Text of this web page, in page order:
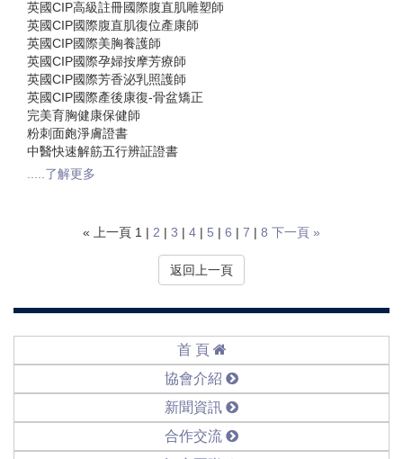
英國CIP高級註冊國際腹直肌雕塑師
英國CIP國際腹直肌復位產康師
英國CIP國際美胸養護師
英國CIP國際孕婦按摩芳療師
英國CIP國際芳香泌乳照護師
英國CIP國際產後康復-骨盆矯正
完美育胸健康保健師
粉刺面皰淨膚證書
中醫快速解筋五行辨証證書
.....了解更多
« 上一頁 1 | 2 | 3 | 4 | 5 | 6 | 7 | 8 下一頁 »
返回上一頁
首 頁
協會介紹
新聞資訊
合作交流